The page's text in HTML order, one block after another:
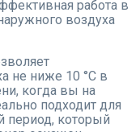
работа в
воздуха
не ниже 10 °C в
когда вы на
подходит для
период, который